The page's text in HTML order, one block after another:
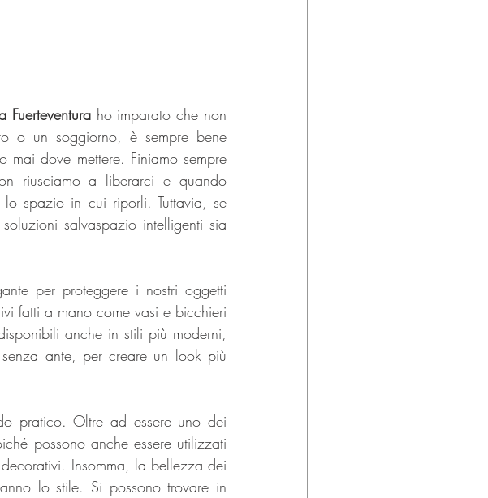
ho imparato che non
o un soggiorno, è sempre bene
dove mettere. Finiamo sempre
riusciamo a liberarci e quando
spazio in cui riporli. Tuttavia, se
salvaspazio intelligenti sia
per proteggere i nostri oggetti
fatti a mano come vasi e bicchieri
anche in stili più moderni,
ante, per creare un look più
pratico. Oltre ad essere uno dei
possono anche essere utilizzati
Insomma, la bellezza dei
lo stile. Si possono trovare in